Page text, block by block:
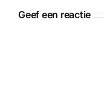
Geef een reactie